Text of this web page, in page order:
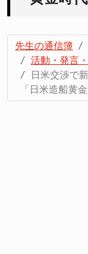
先生の通信簿
活動・発言
日米交渉で
「日米造船黄